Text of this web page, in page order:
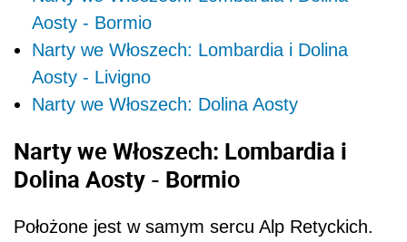
Aosty - Bormio
Narty we Włoszech: Lombardia i Dolina
Aosty - Livigno
Narty we Włoszech: Dolina Aosty
Narty we Włoszech: Lombardia i
Dolina Aosty - Bormio
Położone jest w samym sercu Alp Retyckich.